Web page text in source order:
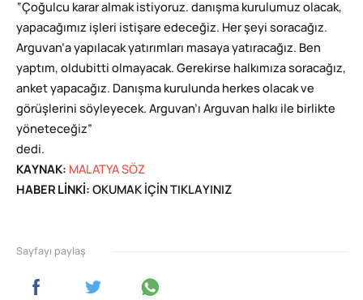
“Çoğulcu karar almak istiyoruz. danışma kurulumuz olacak,
yapacağımız işleri istişare edeceğiz. Her şeyi soracağız.
Arguvan’a yapılacak yatırımları masaya yatıracağız. Ben
yaptım, oldubitti olmayacak. Gerekirse halkımıza soracağız,
anket yapacağız. Danışma kurulunda herkes olacak ve
görüşlerini söyleyecek. Arguvan’ı Arguvan halkı ile birlikte
yöneteceğiz”
dedi.
KAYNAK: MALATYA SÖZ
HABER LİNKİ: OKUMAK İÇİN TIKLAYINIZ
Sayfayı paylaş